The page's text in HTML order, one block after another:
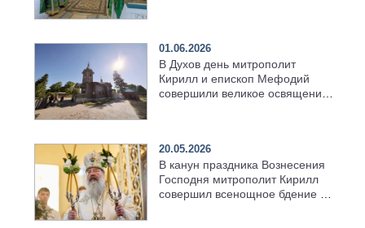
01.06.2026
В Духов день митрополит
Кирилл и епископ Мефодий
совершили великое освящение
20.05.2026
В канун праздника Вознесения
Господня митрополит Кирилл
совершил всенощное бдение в